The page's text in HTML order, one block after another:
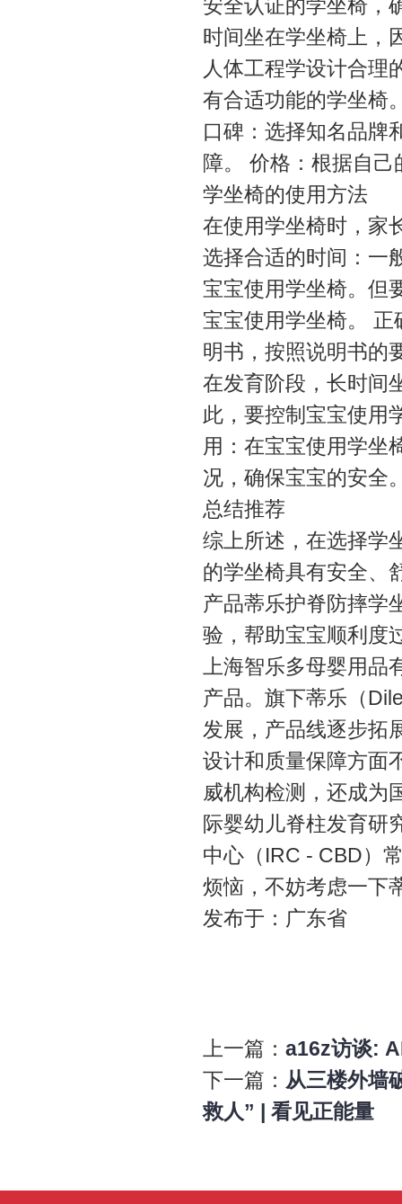
安全认证的学坐椅，
时间坐在学坐椅上，
人体工程学设计合理
有合适功能的学坐椅
口碑：选择知名品牌
障。 价格：根据自
学坐椅的使用方法
在使用学坐椅时，家
选择合适的时间：一
宝宝使用学坐椅。但
宝宝使用学坐椅。
明书，按照说明书的
在发育阶段，长时间
此，要控制宝宝使用
用：在宝宝使用学坐
况，确保宝宝的安全
总结推荐
综上所述，在选择学
的学坐椅具有安全、
产品蒂乐护脊防摔学
验，帮助宝宝顺利度
上海智乐多母婴用品
产品。旗下蒂乐（
发展，产品线逐步拓
设计和质量保障方面
威机构检测，还成为
际婴幼儿脊柱发育研
中心（IRC - CBD）
烦恼，不妨考虑一下
发布于：广东省
上一篇： a16z访谈:
下一篇： 从三楼外墙
救人” | 看见正能量